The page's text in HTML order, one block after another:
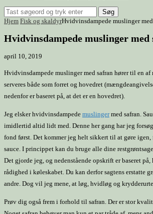
Søg
Hjem Fisk og skaldyrHvidvinsdampede muslinger med
Hvidvinsdampede muslinger med
april 10, 2019
Hvidvinsdampede muslinger med safran hører til en
serveres både som forret og hovedret
nedenfor er baseret på, at det er en hovedret).
Jeg elsker hvidvinsdampede muslingermed safran.
imidlertid altid lidt med. Denne her gang har jeg
fond først. Det kommer jeg helt sikkert til at gøre igen,
sauce. I princippet kan du bruge alle dine
Det gjorde jeg, og nedenstående opskrift er baseret
rådighed i køleskabet. Du kan derfor sagtens erstatte
andre. Dog vil jeg mene, at løg, hvidløg og
Prøv dig også frem i forhold til safran. Der er stor